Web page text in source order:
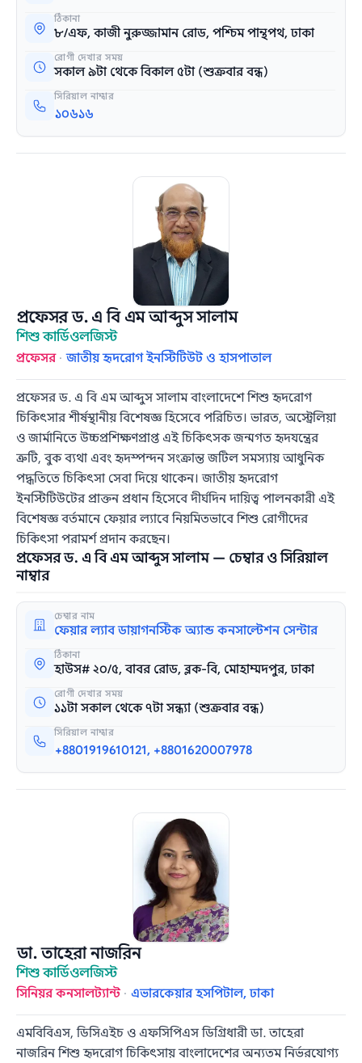
ঠিকানা
৮/এফ, কাজী নুরুজ্জামান রোড, পশ্চিম পান্থপথ, ঢাকা
রোগী দেখার সময়
সকাল ৯টা থেকে বিকাল ৫টা (শুক্রবার বন্ধ)
সিরিয়াল নাম্বার
১০৬১৬
প্রফেসর ড. এ বি এম আব্দুস সালাম
শিশু কার্ডিওলজিস্ট
প্রফেসর ·জাতীয় হৃদরোগ ইনস্টিটিউট ও হাসপাতাল
প্রফেসর ড. এ বি এম আব্দুস সালাম বাংলাদেশে শিশু হৃদরোগ
চিকিৎসার শীর্ষস্থানীয় বিশেষজ্ঞ হিসেবে পরিচিত। ভারত, অস্ট্রেলিয়া
ও জার্মানিতে উচ্চপ্রশিক্ষণপ্রাপ্ত এই চিকিৎসক জন্মগত হৃদযন্ত্রের
ত্রুটি, বুক ব্যথা এবং হৃদস্পন্দন সংক্রান্ত জটিল সমস্যায় আধুনিক
পদ্ধতিতে চিকিৎসা সেবা দিয়ে থাকেন। জাতীয় হৃদরোগ
ইনস্টিটিউটের প্রাক্তন প্রধান হিসেবে দীর্ঘদিন দায়িত্ব পালনকারী এই
বিশেষজ্ঞ বর্তমানে ফেয়ার ল্যাবে নিয়মিতভাবে শিশু রোগীদের
চিকিৎসা পরামর্শ প্রদান করছেন।
প্রফেসর ড. এ বি এম আব্দুস সালাম — চেম্বার ও সিরিয়াল
নাম্বার
চেম্বার নাম
ফেয়ার ল্যাব ডায়াগনস্টিক অ্যান্ড কনসাল্টেশন সেন্টার
ঠিকানা
হাউস# ২০/৫, বাবর রোড, ব্লক-বি, মোহাম্মদপুর, ঢাকা
রোগী দেখার সময়
১১টা সকাল থেকে ৭টা সন্ধ্যা (শুক্রবার বন্ধ)
সিরিয়াল নাম্বার
+8801919610121, +8801620007978
ডা. তাহেরা নাজরিন
শিশু কার্ডিওলজিস্ট
সিনিয়র কনসালট্যান্ট · এভারকেয়ার হসপিটাল, ঢাকা
এমবিবিএস, ডিসিএইচ ও এফসিপিএস ডিগ্রিধারী ডা. তাহেরা
নাজরিন শিশু হৃদরোগ চিকিৎসায় বাংলাদেশের অন্যতম নির্ভরযোগ্য